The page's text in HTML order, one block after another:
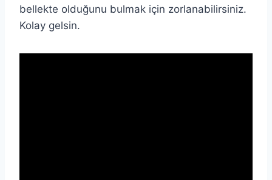
bellekte olduğunu bulmak için zorlanabilirsiniz.
Kolay gelsin.